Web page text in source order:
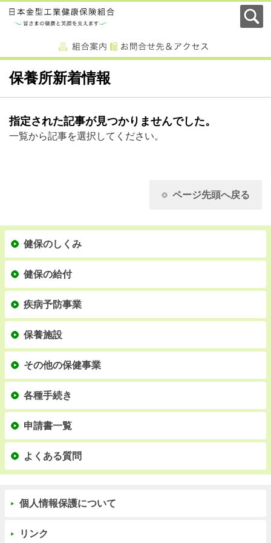
保養所新着情報
指定された記事が見つかりませんでした。
一覧から記事を選択してください。
ページ先頭へ戻る
健保のしくみ
健保の給付
疾病予防事業
保養施設
その他の保健事業
各種手続き
申請書一覧
よくある質問
個人情報保護について
リンク